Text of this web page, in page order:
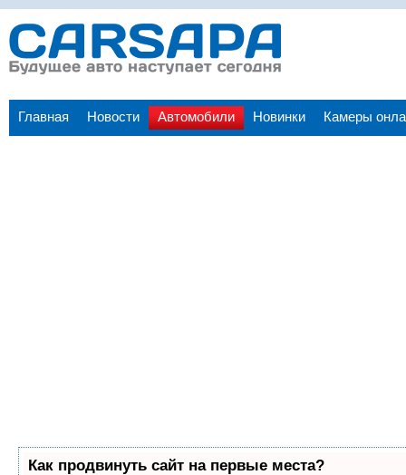
Главная Новости Автомобили Новинки Камеры
Как продвинуть сайт на первые места?